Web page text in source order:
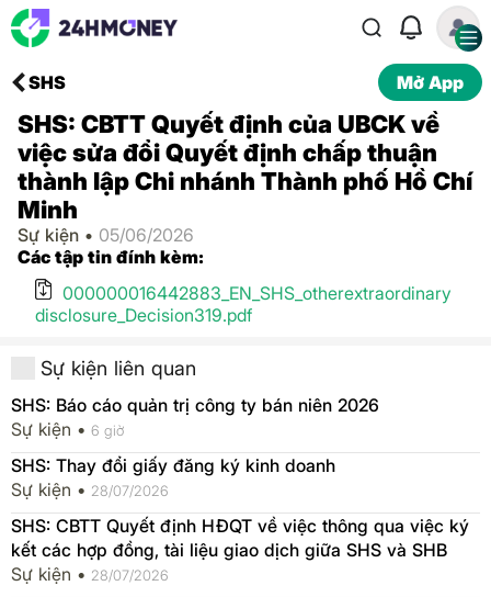
SHS Mở App
SHS: CBTT Quyết định của UBCK về
việc sửa đổi Quyết định chấp thuận
thành lập Chi nhánh Thành phố Hồ Chí
Minh
Sự kiện • 05/06/2026
Các tập tin đính kèm:
000000016442883_EN_SHS_otherextraordinary
disclosure_Decision319.pdf
Sự kiện liên quan
SHS: Báo cáo quản trị công ty bán niên 2026
Sự kiện • 6 giờ
SHS: Thay đổi giấy đăng ký kinh doanh
Sự kiện • 28/07/2026
SHS: CBTT Quyết định HĐQT về việc thông qua việc ký
kết các hợp đồng, tài liệu giao dịch giữa SHS và SHB
Sự kiện • 28/07/2026